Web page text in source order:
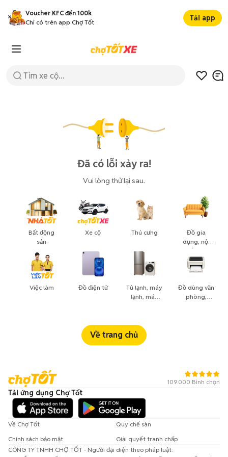
Voucher KFC đến 100k
Chỉ có trên app Chợ Tốt
Tải app
Đã có lỗi xảy ra!
Vui lòng thử lại sau.
Bất động
sản
Việc làm
Xe cộ
Đồ điện tử
Thú cưng
Tủ lạnh, máy
lạnh, máy
Đồ gia
dụng, nội
thất, cây
cảnh
Đồ dùng văn
phòng,
Về trang chủ
109.000 Bình chọn
Tải ứng dụng Chợ Tốt
Về Chợ Tốt
Quy chế sàn
Chính sách bảo mật
Giải quyết tranh chấp
CÔNG TY TNHH CHỢ TỐT - Người đại diện theo pháp luật: